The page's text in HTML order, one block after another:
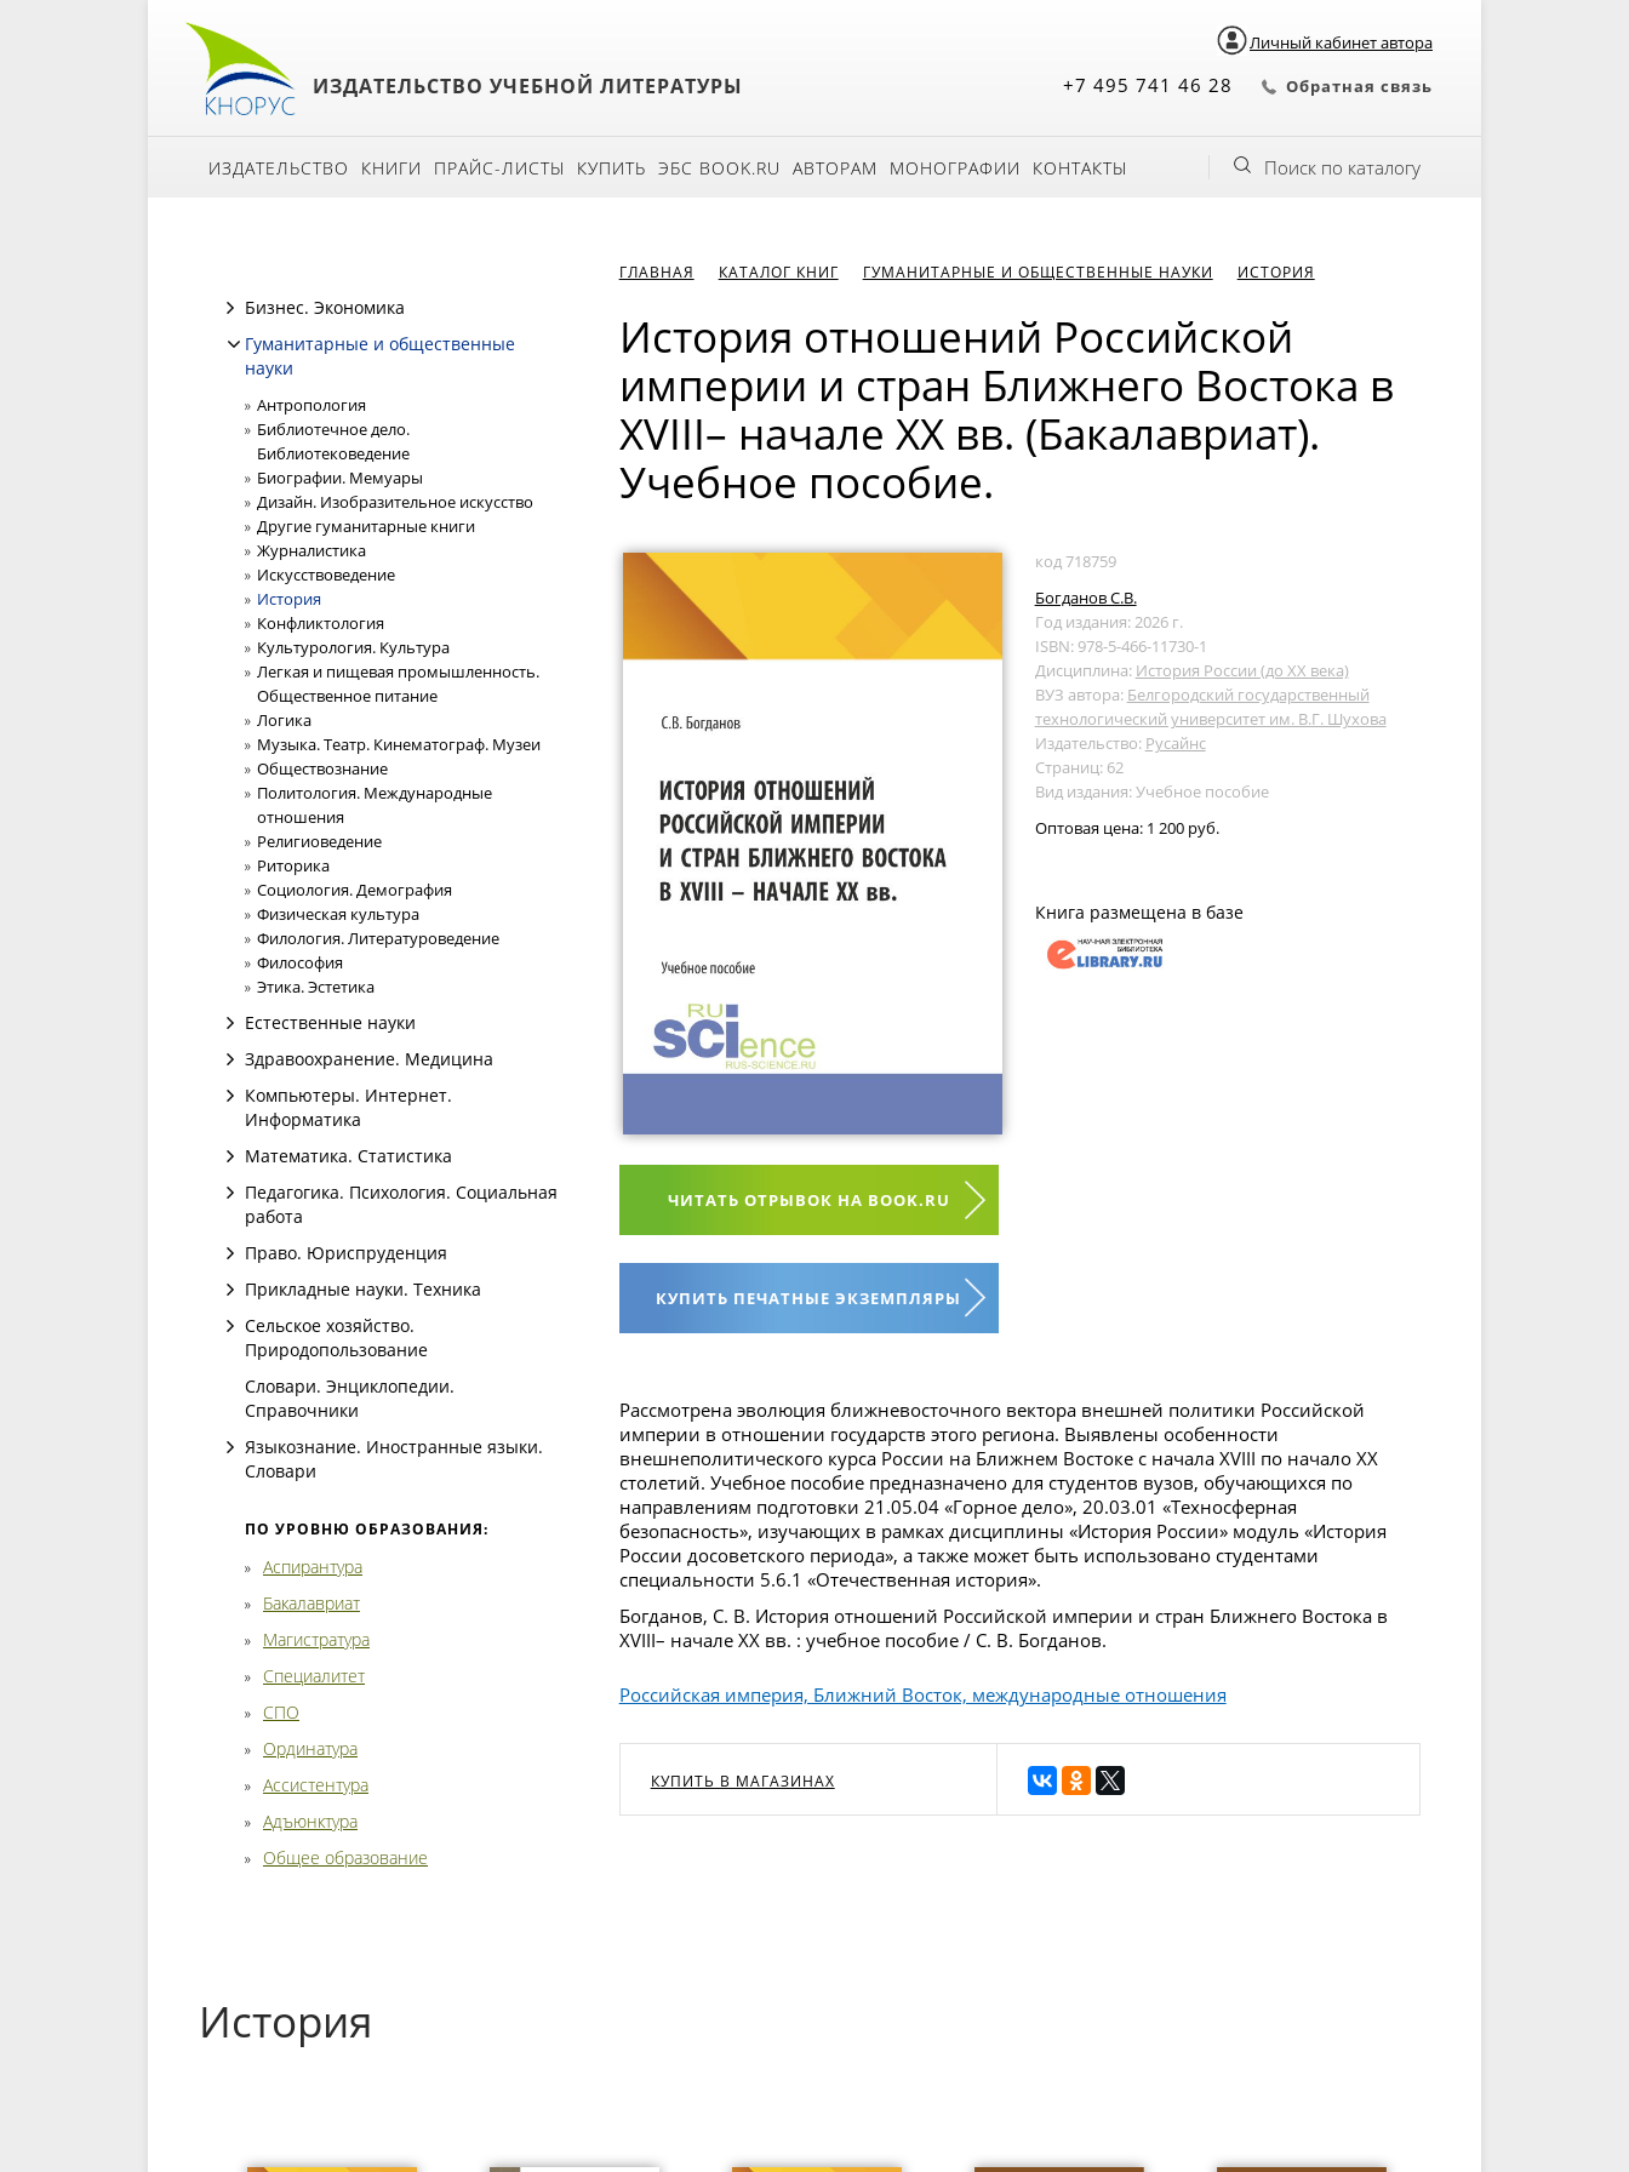
Личный кабинет автора
ИЗДАТЕЛЬСТВО УЧЕБНОЙ ЛИТЕРАТУРЫ +7 495 741 46 28 Обратная связь
ИЗДАТЕЛЬСТВО КНИГИ ПРАЙС-ЛИСТЫ КУПИТЬ ЭБС BOOK.RU АВТОРАМ МОНОГРАФИИ КОНТАКТЫ Поиск по каталогу
Бизнес. Экономика
Гуманитарные и общественные
науки
Антропология
Библиотечное дело.
Библиотековедение
Биографии. Мемуары
Дизайн. Изобразительное искусство
Другие гуманитарные книги
Журналистика
Искусствоведение
История
Конфликтология
Культурология. Культура
Легкая и пищевая промышленность.
Общественное питание
Логика
Музыка. Театр. Кинематограф. Музеи
Обществознание
Политология. Международные
отношения
Религиоведение
Риторика
Социология. Демография
Физическая культура
Филология. Литературоведение
Философия
Этика. Эстетика
Естественные науки
Здравоохранение. Медицина
Компьютеры. Интернет.
Информатика
Математика. Статистика
Педагогика. Психология. Социальная
работа
Право. Юриспруденция
Прикладные науки. Техника
Сельское хозяйство.
Природопользование
Словари. Энциклопедии.
Справочники
Языкознание. Иностранные языки.
Словари
ПО УРОВНЮ ОБРАЗОВАНИЯ:
Аспирантура
Бакалавриат
Магистратура
Специалитет
СПО
Ординатура
Ассистентура
Адъюнктура
Общее образование
ГЛАВНАЯ КАТАЛОГ КНИГ ГУМАНИТАРНЫЕ И ОБЩЕСТВЕННЫЕ НАУКИ ИСТОРИЯ
История отношений Российской
империи и стран Ближнего Востока в
XVIII– начале ХХ вв. (Бакалавриат).
Учебное пособие.
ЧИТАТЬ ОТРЫВОК НА BOOK.RU
КУПИТЬ ПЕЧАТНЫЕ ЭКЗЕМПЛЯРЫ
код 718759
Богданов С.В.
Год издания: 2026 г.
ISBN: 978-5-466-11730-1
Дисциплина: История России (до XX века)
ВУЗ автора: Белгородский государственный
технологический университет им. В.Г. Шухова
Издательство: Русайнс
Страниц: 62
Вид издания: Учебное пособие
Оптовая цена: 1 200 руб.
Книга размещена в базе
Рассмотрена эволюция ближневосточного вектора внешней политики Российской
империи в отношении государств этого региона. Выявлены особенности
внешнеполитического курса России на Ближнем Востоке с начала XVIII по начало XX
столетий. Учебное пособие предназначено для студентов вузов, обучающихся по
направлениям подготовки 21.05.04 «Горное дело», 20.03.01 «Техносферная
безопасность», изучающих в рамках дисциплины «История России» модуль «История
России досоветского периода», а также может быть использовано студентами
специальности 5.6.1 «Отечественная история».
Богданов, С. В. История отношений Российской империи и стран Ближнего Востока в
XVIII– начале ХХ вв. : учебное пособие / С. В. Богданов.
Российская империя, Ближний Восток, международные отношения
КУПИТЬ В МАГАЗИНАХ
История